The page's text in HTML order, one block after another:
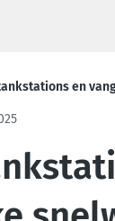
en